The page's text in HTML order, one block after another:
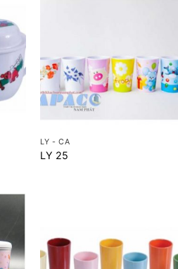
LY - CA
LY 25